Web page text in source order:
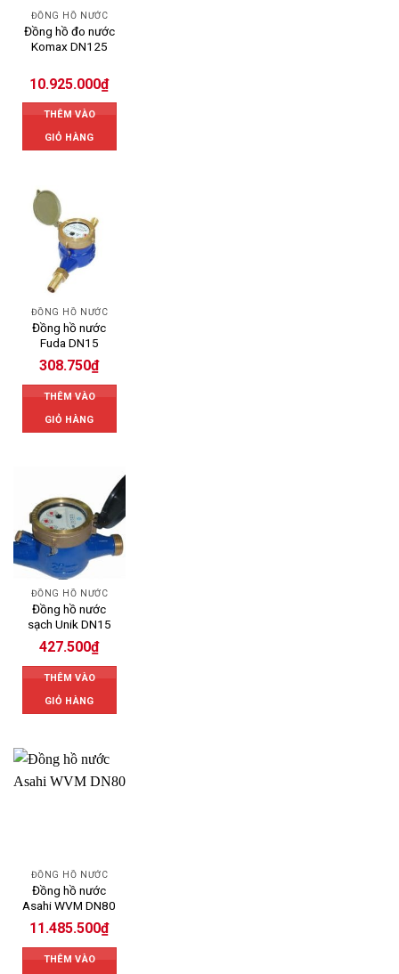
ĐỒNG HỒ NƯỚC
Đồng hồ đo nước
Komax DN125
10.925.000₫
THÊM VÀO
GIỎ HÀNG
ĐỒNG HỒ NƯỚC
Đồng hồ nước
Fuda DN15
308.750₫
THÊM VÀO
GIỎ HÀNG
ĐỒNG HỒ NƯỚC
Đồng hồ nước
sạch Unik DN15
427.500₫
THÊM VÀO
GIỎ HÀNG
ĐỒNG HỒ NƯỚC
Đồng hồ nước
Asahi WVM DN80
11.485.500₫
THÊM VÀO